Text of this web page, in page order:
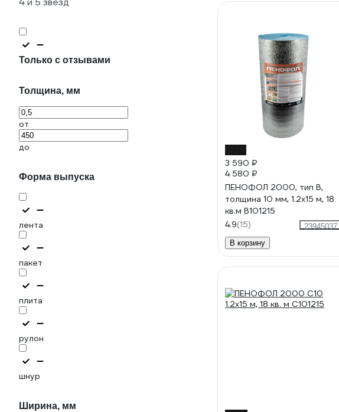
Только с отзывами
Толщина, мм
от
до
Форма выпуска
лента
пакет
плита
рулон
шнур
Ширина, мм
3 590 ₽
4 580 ₽
ПЕНОФОЛ 2000, тип В,
толщина 10 мм, 1.2х15 м, 18
кв.м В101215
4.9(15)
23945037
В корзину